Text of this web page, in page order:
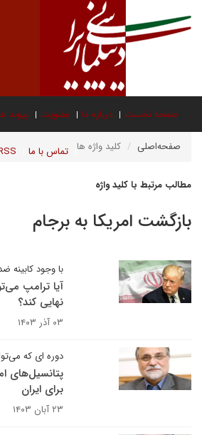
صفحه نخست درباره ما عضویت پیوند
تماس با ما صفحه‌اصلی کلید واژه ها
مطالب مرتبط با کلید واژه
بازگشت امریکا به برجام
با وجود کابینه
آیا ترامپ
نهایی کند؟
۰۳ آذر ۱۴۰۳
دوره ای که
پتانسیل‌های
برای ایران
۲۳ آبان ۱۴۰۳